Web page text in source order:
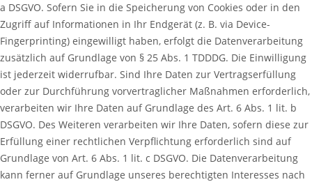
a DSGVO. Sofern Sie in die Speicherung von Cookies oder in den
Zugriff auf Informationen in Ihr Endgerät (z. B. via Device-
Fingerprinting) eingewilligt haben, erfolgt die Datenverarbeitung
zusätzlich auf Grundlage von § 25 Abs. 1 TDDDG. Die Einwilligung
ist jederzeit widerrufbar. Sind Ihre Daten zur Vertragserfüllung
oder zur Durchführung vorvertraglicher Maßnahmen erforderlich,
verarbeiten wir Ihre Daten auf Grundlage des Art. 6 Abs. 1 lit. b
DSGVO. Des Weiteren verarbeiten wir Ihre Daten, sofern diese zur
Erfüllung einer rechtlichen Verpflichtung erforderlich sind auf
Grundlage von Art. 6 Abs. 1 lit. c DSGVO. Die Datenverarbeitung
kann ferner auf Grundlage unseres berechtigten Interesses nach